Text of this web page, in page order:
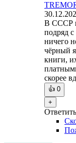
В СССР
подряд
ничего
чёрный
книги,
скорее
👍 0
+
Ответить